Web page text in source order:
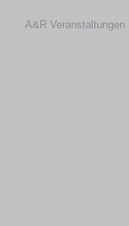
A&R Veranstaltungen